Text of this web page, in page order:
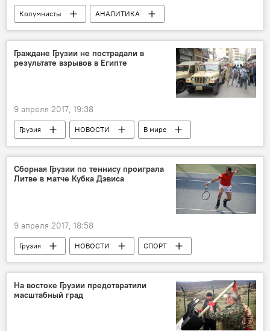
Колумнисты АНАЛИТИКА
Граждане Грузии не пострадали в
результате взрывов в Египте
9 апреля 2017, 19:38
Грузия НОВОСТИ
В мире
Египет
Теракты в Египте
ПРОИСШЕСТВИЯ
Сборная Грузии по теннису проиграла
Литве в матче Кубка Дэвиса
9 апреля 2017, 18:58
Грузия НОВОСТИ
СПОРТ
Литва
Николоз Басилашвили
Спорт в Грузии
Кубок Дэвиса
На востоке Грузии предотвратили
масштабный град